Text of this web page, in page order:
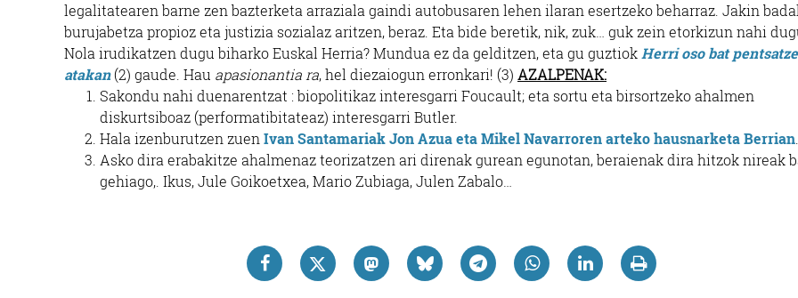
legalitatearen barne zen bazterketa arraziala gaindi autobusaren lehen ilaran esertzeko beharraz. Jakin
burujabetza propioz eta justizia sozialaz aritzen, beraz. Eta bide beretik, nik, zuk… guk zein etorkizun nahi
Nola irudikatzen dugu biharko Euskal Herria? Mundua ez da gelditzen, eta gu guztiok Herri oso bat
atakan(2) gaude. Hau apasionantia ra, hel diezaiogun erronkari! (3) AZALPENAK:
Sakondu nahi duenarentzat : biopolitikaz interesgarri Foucault; eta sortu eta birsortzeko ahalmen
diskurtsiboaz (performatibitateaz) interesgarri Butler.
Hala izenburutzen zuen Ivan SantamariakJon Azua eta Mikel Navarroren arteko hausnarketa Berrian
Asko dira erabakitze ahalmenaz teorizatzen ari direnak gurean egunotan, beraienak dira hitzok nireak
gehiago,. Ikus, Jule Goikoetxea, Mario Zubiaga, Julen Zabalo…